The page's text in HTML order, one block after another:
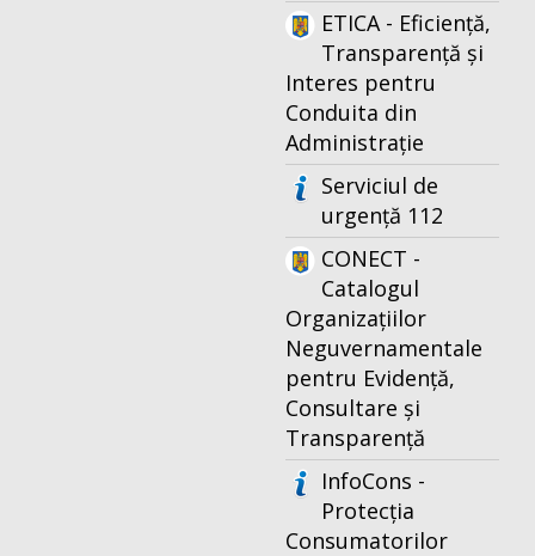
ETICA - Eficiență,
Transparență și
Interes pentru
Conduita din
Administrație
Serviciul de
urgență 112
CONECT -
Catalogul
Organizațiilor
Neguvernamentale
pentru Evidență,
Consultare și
Transparență
InfoCons -
Protecția
Consumatorilor